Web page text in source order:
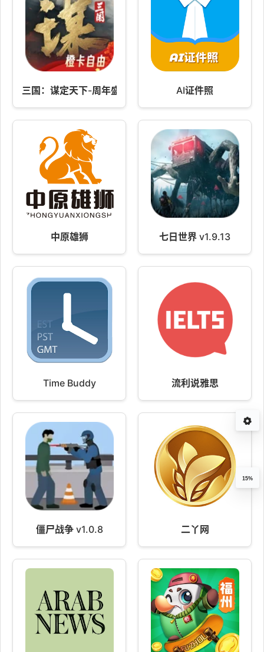
三国：谋定天下-周年盛典 v1.17.0 AI证件照
中原雄狮 七日世界 v1.9.13
Time Buddy 流利说雅思
僵尸战争 v1.0.8 二丫网
15%